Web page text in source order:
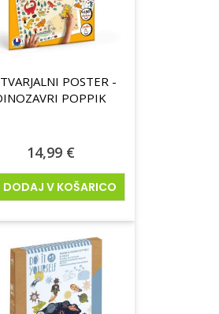
POSTER -
POPPIK
14,99 €
DODAJ V KOŠARICO